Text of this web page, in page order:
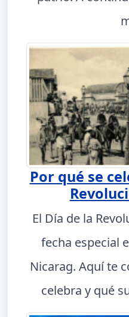
Por qué se
El Día de la
fecha especial
Nicarag. Aquí te
celebra y qué